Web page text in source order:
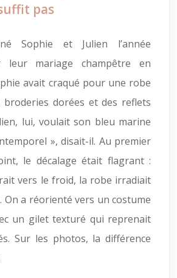
pas
Sophie et Julien l’année
leur mariage champêtre en
avait craqué pour une robe
broderies dorées et des reflets
lui, voulait son bleu marine
», disait-il. Au premier
le décalage était flagrant :
vers le froid, la robe irradiait
On a réorienté vers un costume
un gilet texturé qui reprenait
Sur les photos, la différence